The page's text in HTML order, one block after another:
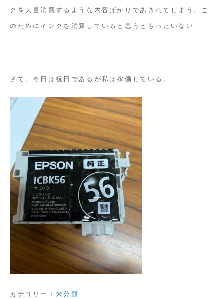
クを大量消費するような内容ばかりであきれてしまう、こ
のためにインクを消費していると思うともったいない
さて、今日は祝日であるが私は稼働している。
カテゴリー： 未分類